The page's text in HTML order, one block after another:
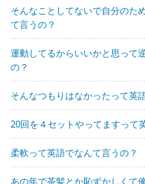
そんなことしてないで自分のた
て言うの？
運動してるからいいかと思って
の？
そんなつもりはなかったって英
20回を４セットやってますって
柔軟って英語でなんて言うの？
あの年で茶髪とか恥ずかしくて